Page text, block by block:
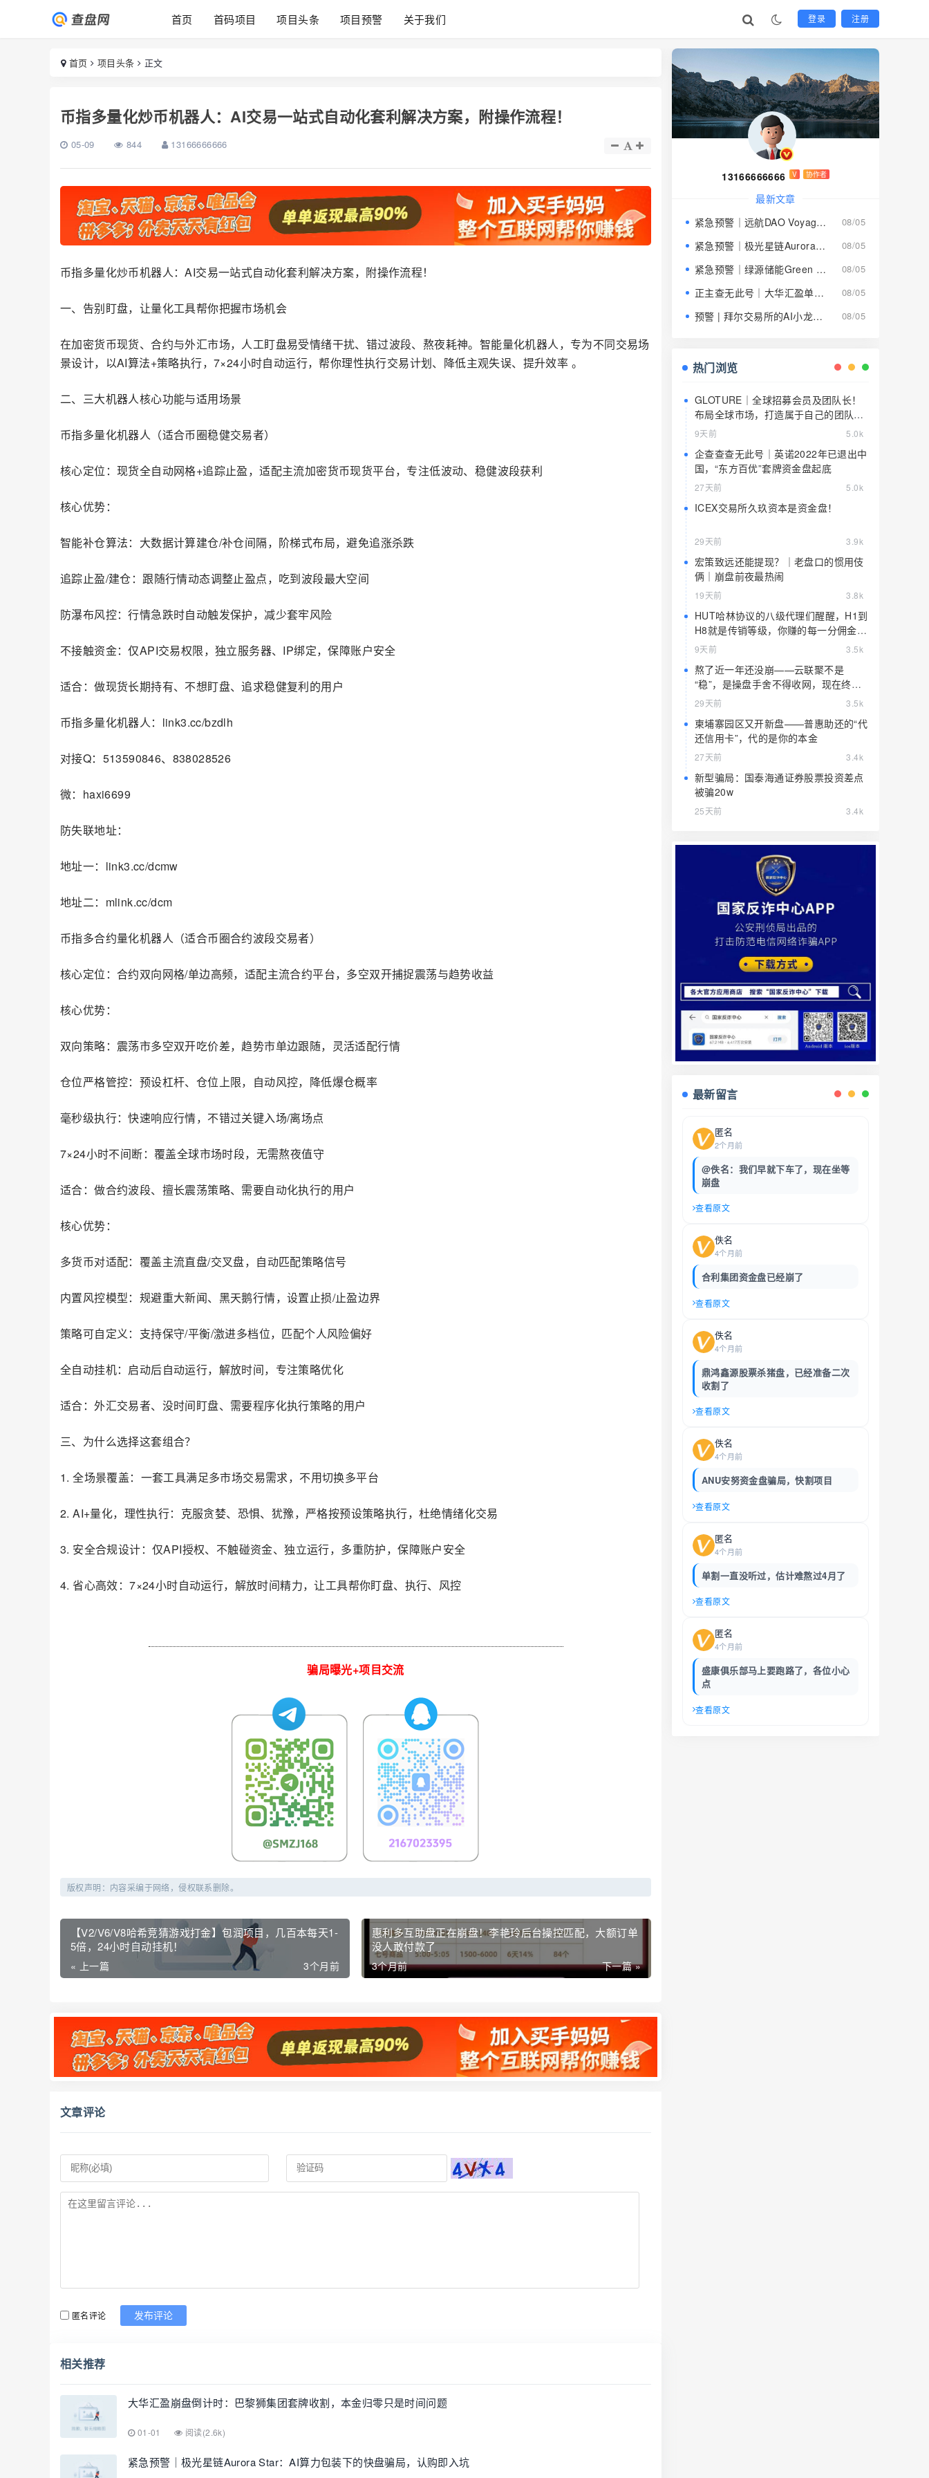
首页 首码项目 项目头条 项目预警 关于我们 登录 注册
首页 项目头条 正文
币指多量化炒币机器人：AI交易一站式自动化套利解决方案，附操作流程！
05-09 844 13166666666
币指多量化炒币机器人：AI交易一站式自动化套利解决方案，附操作流程！
一、告别盯盘，让量化工具帮你把握市场机会
在加密货币现货、合约与外汇市场，人工盯盘易受情绪干扰、错过波段、熬夜耗神。智能量化机器人，专为不同交易场
景设计，以AI算法+策略执行，7×24小时自动运行，帮你理性执行交易计划、降低主观失误、提升效率 。
二、三大机器人核心功能与适用场景
币指多量化机器人（适合币圈稳健交易者）
核心定位：现货全自动网格+追踪止盈，适配主流加密货币现货平台，专注低波动、稳健波段获利
核心优势：
智能补仓算法：大数据计算建仓/补仓间隔，阶梯式布局，避免追涨杀跌
追踪止盈/建仓：跟随行情动态调整止盈点，吃到波段最大空间
防瀑布风控：行情急跌时自动触发保护，减少套牢风险
不接触资金：仅API交易权限，独立服务器、IP绑定，保障账户安全
适合：做现货长期持有、不想盯盘、追求稳健复利的用户
币指多量化机器人：link3.cc/bzdlh
对接Q：513590846、838028526
微：haxi6699
防失联地址：
地址一：link3.cc/dcmw
地址二：mlink.cc/dcm
币指多合约量化机器人（适合币圈合约波段交易者）
核心定位：合约双向网格/单边高频，适配主流合约平台，多空双开捕捉震荡与趋势收益
核心优势：
双向策略：震荡市多空双开吃价差，趋势市单边跟随，灵活适配行情
仓位严格管控：预设杠杆、仓位上限，自动风控，降低爆仓概率
毫秒级执行：快速响应行情，不错过关键入场/离场点
7×24小时不间断：覆盖全球市场时段，无需熬夜值守
适合：做合约波段、擅长震荡策略、需要自动化执行的用户
核心优势：
多货币对适配：覆盖主流直盘/交叉盘，自动匹配策略信号
内置风控模型：规避重大新闻、黑天鹅行情，设置止损/止盈边界
策略可自定义：支持保守/平衡/激进多档位，匹配个人风险偏好
全自动挂机：启动后自动运行，解放时间，专注策略优化
适合：外汇交易者、没时间盯盘、需要程序化执行策略的用户
三、为什么选择这套组合？
1. 全场景覆盖：一套工具满足多市场交易需求，不用切换多平台
2. AI+量化，理性执行：克服贪婪、恐惧、犹豫，严格按预设策略执行，杜绝情绪化交易
3. 安全合规设计：仅API授权、不触碰资金、独立运行，多重防护，保障账户安全
4. 省心高效：7×24小时自动运行，解放时间精力，让工具帮你盯盘、执行、风控
骗局曝光+项目交流
版权声明：内容采编于网络，侵权联系删除。
【V2/V6/V8哈希竞猜游戏打金】包润项目，几百本每天1-
5倍，24小时自动挂机！
« 上一篇 3个月前
惠利多互助盘正在崩盘！李艳玲后台操控匹配，大额订单
没人敢付款了
下一篇 »
3个月前
文章评论
匿名评论 发布评论
相关推荐
大华汇盈崩盘倒计时：巴黎狮集团套牌收割，本金归零只是时间问题
01-01 阅读(2.6k)
紧急预警｜极光星链Aurora Star：AI算力包装下的快盘骗局，认购即入坑
13166666666 V 协作者
最新文章
紧急预警｜远航DAO Voyage：8月下旬长沙启动大会，旧盘团队平移，RWA+大宗商品包装——又是庞氏滚盘的老剧本
08/05
紧急预警｜极光星链Aurora Star：AI算力包装下的快盘骗局，认购即入坑 08/05
紧急预警｜绿源储能Green Source：披着新能源外衣的庞氏传销盘，8月千人大会就是收割信号 08/05
正主查无此号｜大华汇盈单割跑路中：柬埔寨骗子套牌巴黎狮集团，你的本金已清零 08/05
预警 | 拜尔交易所的AI小龙虾就是9级传销的马甲，日息1.5%养肥了就该宰了 08/05
热门浏览
GLOTURE｜全球招募会员及团队长！
布局全球市场，打造属于自己的团队事
业，想增加收入？想打造团队？加入
9天前 5.0k
企查查查无此号｜英诺2022年已退出中
国，“东方百优”套牌资金盘起底
27天前 5.0k
ICEX交易所久玖资本是资金盘！
29天前 3.9k
宏策致远还能提现？｜老盘口的惯用伎
俩｜崩盘前夜最热闹
19天前 3.8k
HUT哈林协议的八级代理们醒醒，H1到
H8就是传销等级，你赚的每一分佣金都
是赃款
9天前 3.5k
熬了近一年还没崩——云联聚不是
“稳”，是操盘手舍不得收网，现在终于
要收了
29天前 3.5k
柬埔寨园区又开新盘——普惠助还的“代
还信用卡”，代的是你的本金
27天前 3.4k
新型骗局：国泰海通证券股票投资差点
被骗20w
25天前 3.4k
最新留言
匿名
2个月前
@佚名：我们早就下车了，现在坐等
崩盘
查看原文
佚名
4个月前
合利集团资金盘已经崩了
查看原文
佚名
4个月前
鼎鸿鑫源股票杀猪盘，已经准备二次
收割了
查看原文
佚名
4个月前
ANU安努资金盘骗局，快割项目
查看原文
匿名
4个月前
单割一直没听过，估计难熬过4月了
查看原文
匿名
4个月前
盛康俱乐部马上要跑路了，各位小心
点
查看原文